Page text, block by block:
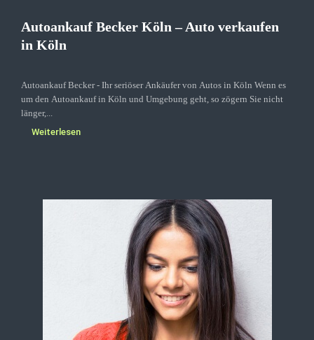
Autoankauf Becker Köln – Auto verkaufen
in Köln
Autoankauf Becker - Ihr seriöser Ankäufer von Autos in Köln Wenn es
um den Autoankauf in Köln und Umgebung geht, so zögern Sie nicht
länger,...
Weiterlesen